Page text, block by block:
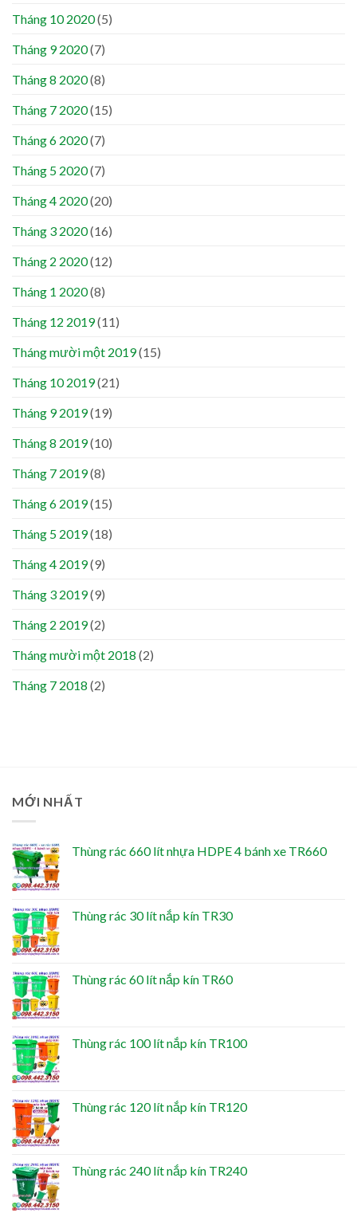
Tháng 10 2020(5)
Tháng 9 2020(7)
Tháng 8 2020(8)
Tháng 7 2020(15)
Tháng 6 2020(7)
Tháng 5 2020(7)
Tháng 4 2020(20)
Tháng 3 2020(16)
Tháng 2 2020(12)
Tháng 1 2020(8)
Tháng 12 2019(11)
Tháng mười một 2019(15)
Tháng 10 2019(21)
Tháng 9 2019(19)
Tháng 8 2019(10)
Tháng 7 2019(8)
Tháng 6 2019(15)
Tháng 5 2019(18)
Tháng 4 2019(9)
Tháng 3 2019(9)
Tháng 2 2019(2)
Tháng mười một 2018 (2)
Tháng 7 2018 (2)
MỚI NHẤT
Thùng rác 660 lít nhựa HDPE 4 bánh xe TR660
Thùng rác 30 lít nắp kín TR30
Thùng rác 60 lít nắp kín TR60
Thùng rác 100 lít nắp kín TR100
Thùng rác 120 lít nắp kín TR120
Thùng rác 240 lít nắp kín TR240